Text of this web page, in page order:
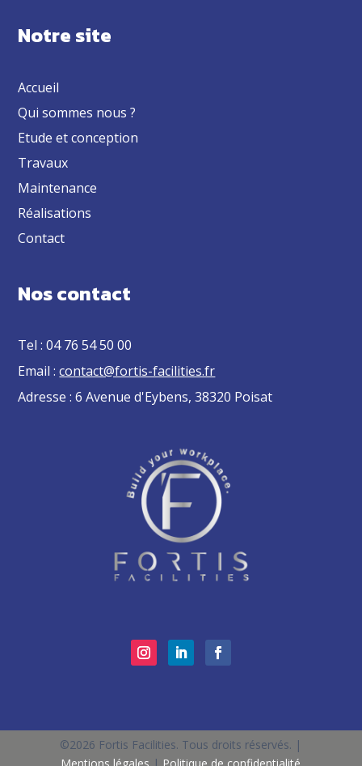
Notre site
Accueil
Qui sommes nous ?
Etude et conception
Travaux
Maintenance
Réalisations
Contact
Nos contact
Tel : 04 76 54 50 00
Email :contact@fortis-facilities.fr
Adresse : 6 Avenue d'Eybens, 38320 Poisat
©2026 Fortis Facilities. Tous droits réservés. |